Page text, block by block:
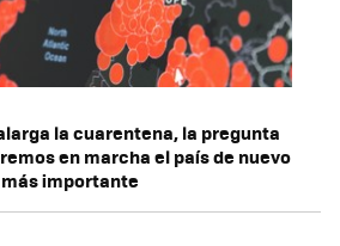
la cuarentena, la pregunta
en marcha el país de nuevo
importante